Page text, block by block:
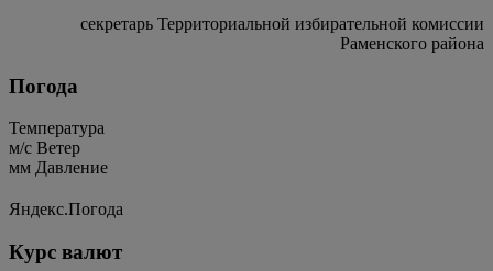
секретарь Территориальной избирательной комиссии
Раменского района
Погода
Температура
м/c Ветер
мм Давление
Яндекс.Погода
Курс валют